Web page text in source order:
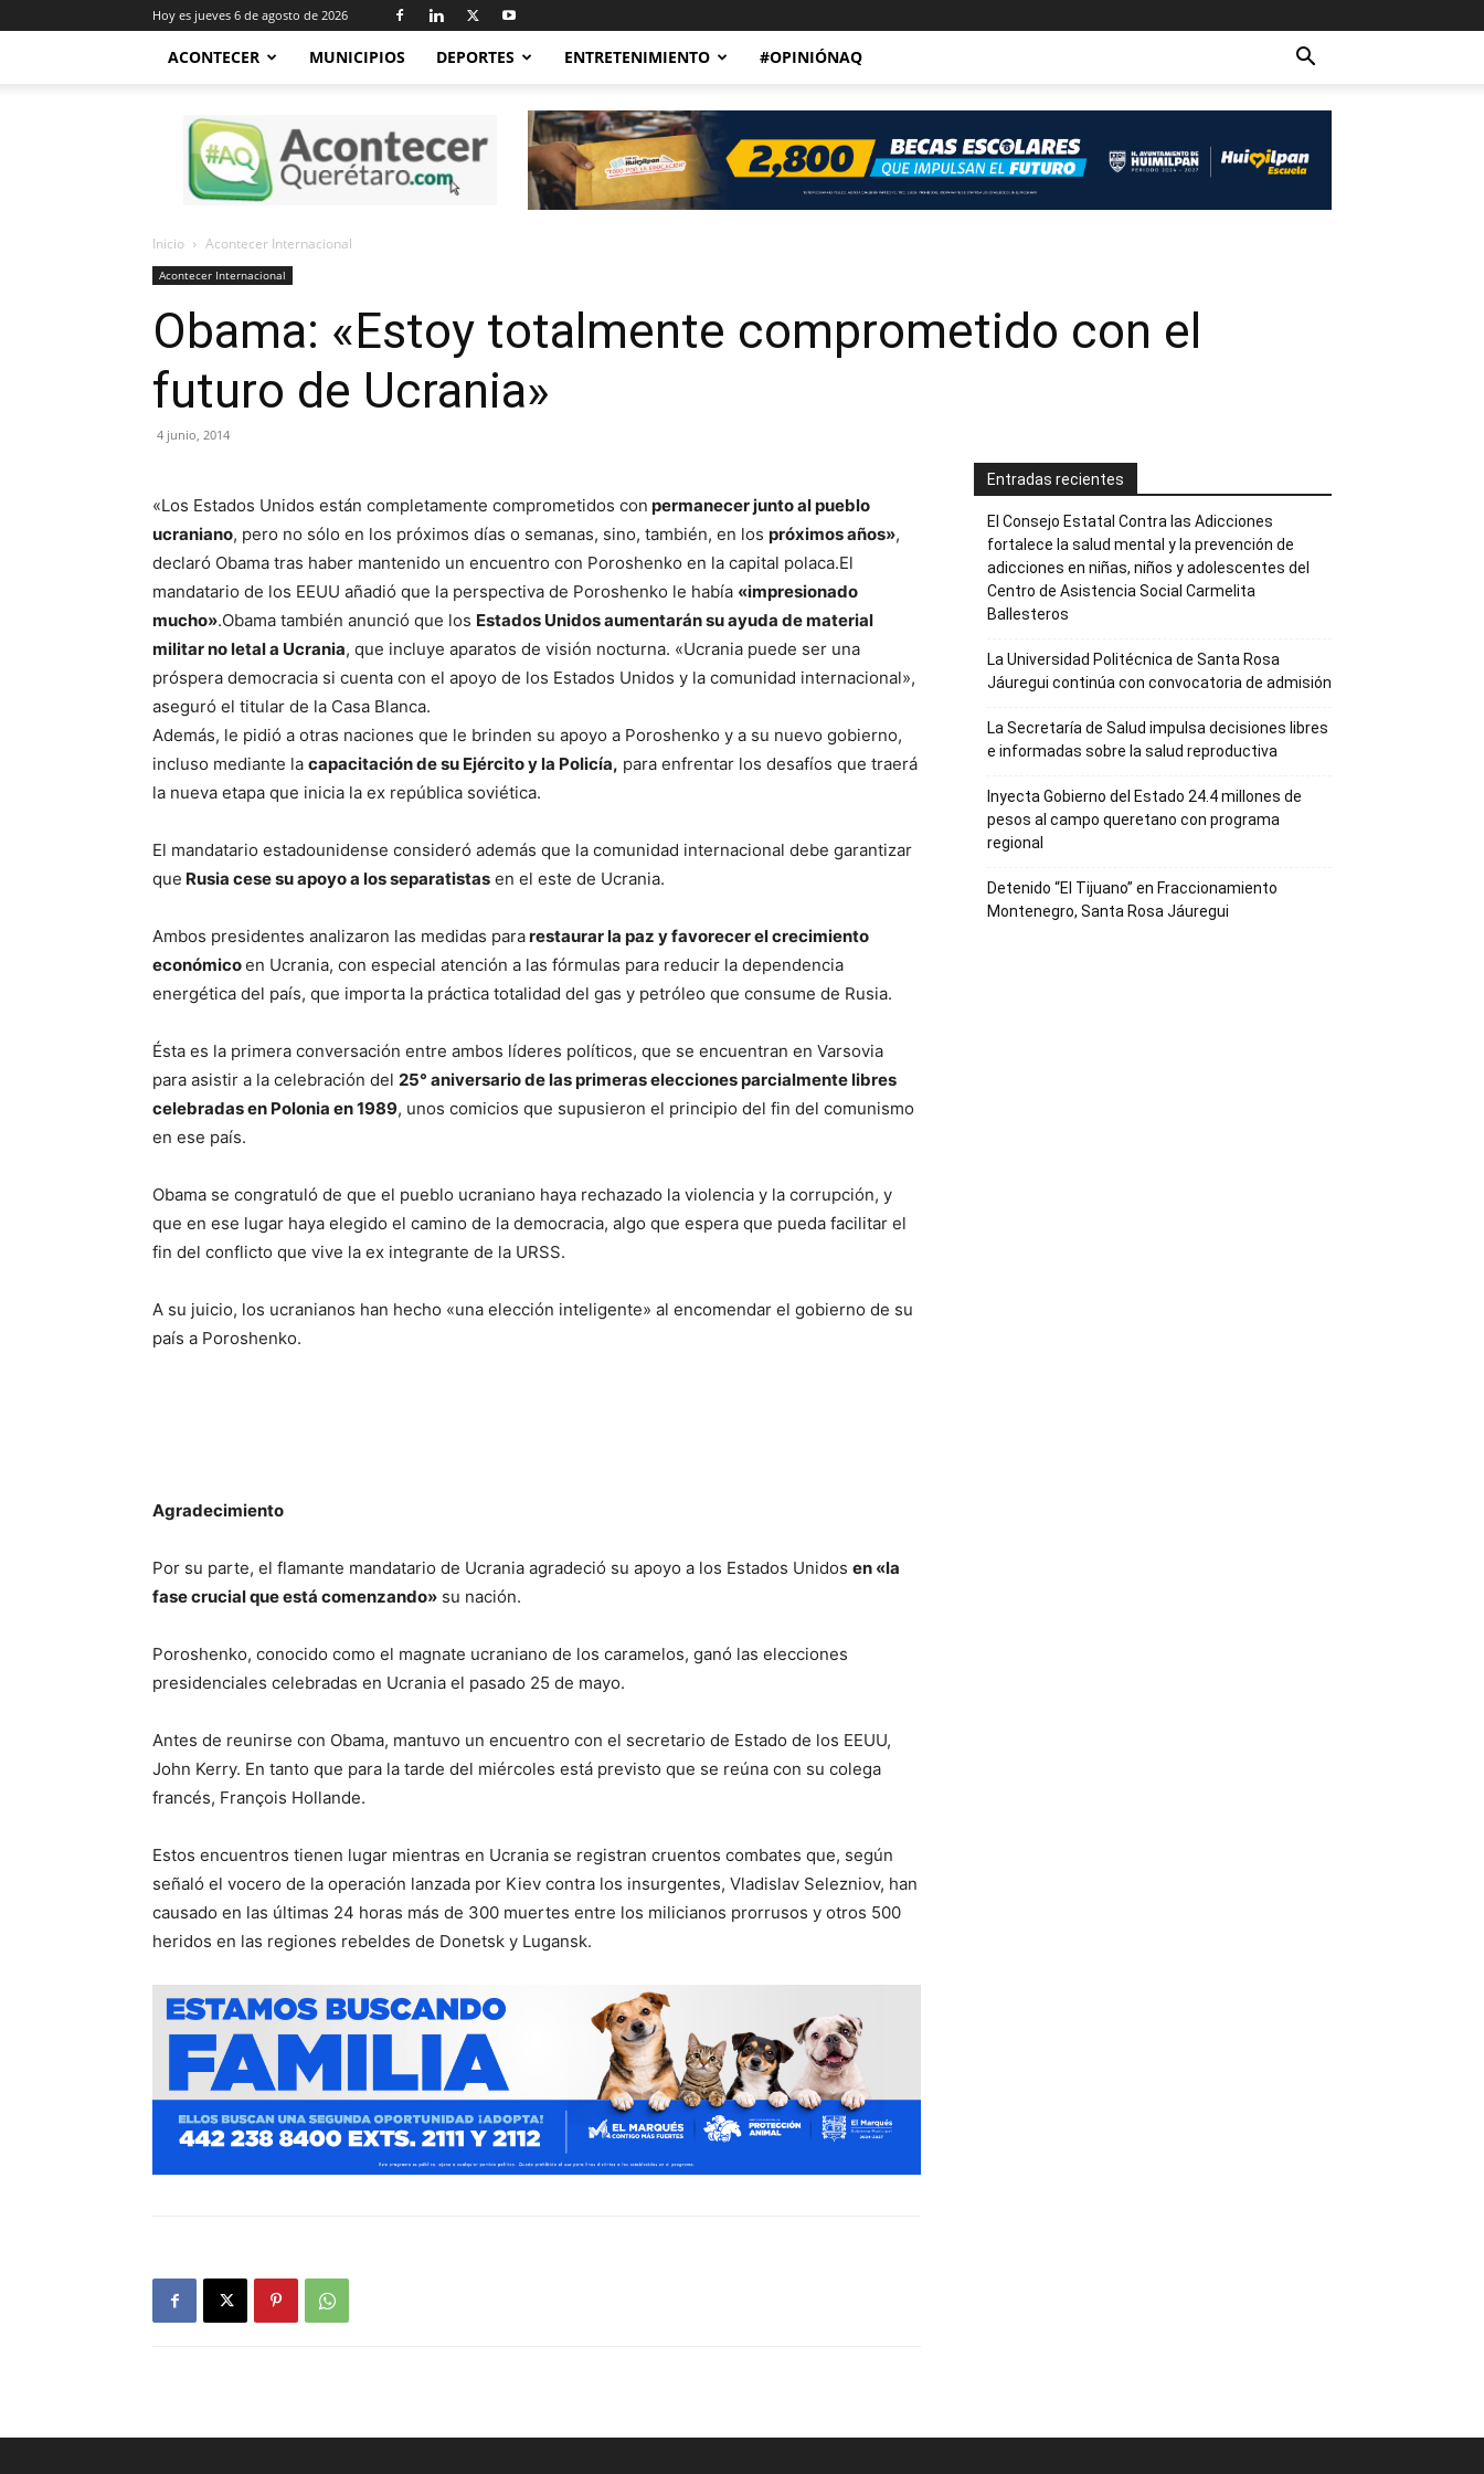
Hoy es jueves 6 de agosto de 2026
ACONTECER MUNICIPIOS DEPORTES ENTRETENIMIENTO #OPINIÓNAQ
Acontecer
Querétaro
Inicio Acontecer Internacional
Acontecer Internacional
Obama: «Estoy totalmente comprometido con el
futuro de Ucrania»
4 junio, 2014
«Los Estados Unidos están completamente comprometidos con permanecer junto al pueblo
ucraniano, pero no sólo en los próximos días o semanas, sino, también, en los próximos años»,
declaró Obama tras haber mantenido un encuentro con Poroshenko en la capital polaca.El
mandatario de los EEUU añadió que la perspectiva de Poroshenko le había «impresionado
mucho».Obama también anunció que los Estados Unidos aumentarán su ayuda de material
militar no letal a Ucrania, que incluye aparatos de visión nocturna. «Ucrania puede ser una
próspera democracia si cuenta con el apoyo de los Estados Unidos y la comunidad internacional»,
aseguró el titular de la Casa Blanca.
Además, le pidió a otras naciones que le brinden su apoyo a Poroshenko y a su nuevo gobierno,
incluso mediante la capacitación de su Ejército y la Policía, para enfrentar los desafíos que traerá
la nueva etapa que inicia la ex república soviética.
El mandatario estadounidense consideró además que la comunidad internacional debe garantizar
que Rusia cese su apoyo a los separatistas en el este de Ucrania.
Ambos presidentes analizaron las medidas pararestaurar la paz y favorecer el crecimiento
económicoen Ucrania, con especial atención a las fórmulas para reducir la dependencia
energética del país, que importa la práctica totalidad del gas y petróleo que consume de Rusia.
Ésta es la primera conversación entre ambos líderes políticos, que se encuentran en Varsovia
para asistir a la celebración del 25° aniversario de las primeras elecciones parcialmente libres
celebradas en Polonia en 1989, unos comicios que supusieron el principio del fin del comunismo
en ese país.
Obama se congratuló de que el pueblo ucraniano haya rechazado la violencia y la corrupción, y
que en ese lugar haya elegido el camino de la democracia, algo que espera que pueda facilitar el
fin del conflicto que vive la ex integrante de la URSS.
A su juicio, los ucranianos han hecho «una elección inteligente» al encomendar el gobierno de su
país a Poroshenko.
Agradecimiento
Por su parte, el flamante mandatario de Ucrania agradeció su apoyo a los Estados Unidos en «la
fase crucial que está comenzando» su nación.
Poroshenko, conocido como el magnate ucraniano de los caramelos, ganó las elecciones
presidenciales celebradas en Ucrania el pasado 25 de mayo.
Antes de reunirse con Obama, mantuvo un encuentro con el secretario de Estado de los EEUU,
John Kerry. En tanto que para la tarde del miércoles está previsto que se reúna con su colega
francés, François Hollande.
Estos encuentros tienen lugar mientras en Ucrania se registran cruentos combates que, según
señaló el vocero de la operación lanzada por Kiev contra los insurgentes, Vladislav Selezniov, han
causado en las últimas 24 horas más de 300 muertes entre los milicianos prorrusos y otros 500
heridos en las regiones rebeldes de Donetsk y Lugansk.
Entradas recientes
El Consejo Estatal Contra las Adicciones
fortalece la salud mental y la prevención de
adicciones en niñas, niños y adolescentes del
Centro de Asistencia Social Carmelita
Ballesteros
La Universidad Politécnica de Santa Rosa
Jáuregui continúa con convocatoria de admisión
La Secretaría de Salud impulsa decisiones libres
e informadas sobre la salud reproductiva
Inyecta Gobierno del Estado 24.4 millones de
pesos al campo queretano con programa
regional
Detenido “El Tijuano” en Fraccionamiento
Montenegro, Santa Rosa Jáuregui